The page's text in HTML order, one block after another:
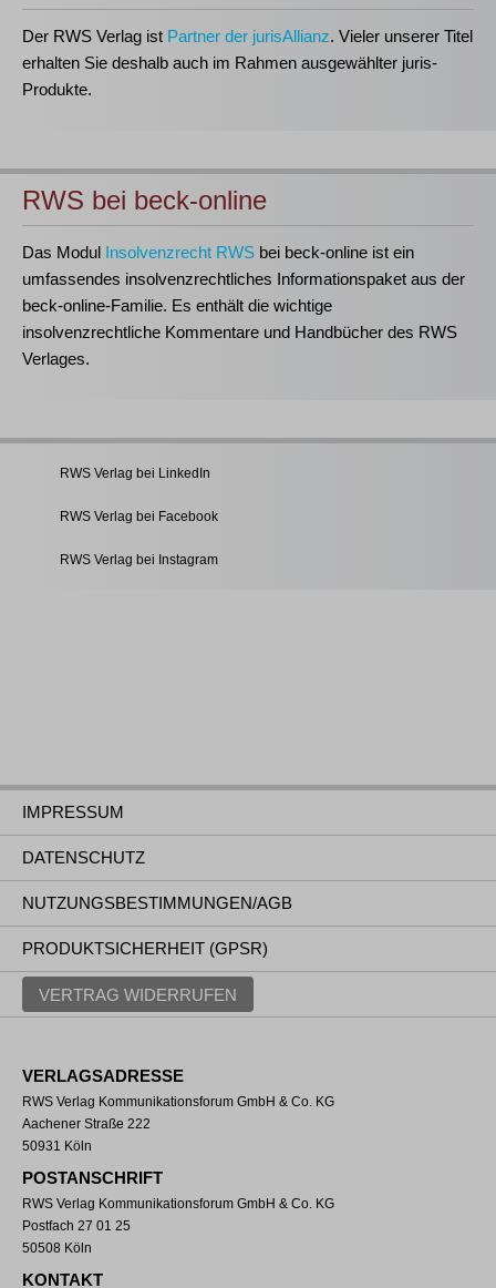
Der RWS Verlag ist Partner der jurisAllianz. Vieler unserer Titel
erhalten Sie deshalb auch im Rahmen ausgewählter juris-
Produkte.
RWS bei beck-online
Das Modul Insolvenzrecht RWS bei beck-online ist ein
umfassendes insolvenzrechtliches Informationspaket aus der
beck-online-Familie. Es enthält die wichtige
insolvenzrechtliche Kommentare und Handbücher des RWS
Verlages.
RWS Verlag bei LinkedIn
RWS Verlag bei Facebook
RWS Verlag bei Instagram
IMPRESSUM
DATENSCHUTZ
NUTZUNGSBESTIMMUNGEN/AGB
PRODUKTSICHERHEIT (GPSR)
VERTRAG WIDERRUFEN
VERLAGSADRESSE
RWS Verlag Kommunikationsforum GmbH & Co. KG
Aachener Straße 222
50931 Köln
POSTANSCHRIFT
RWS Verlag Kommunikationsforum GmbH & Co. KG
Postfach 27 01 25
50508 Köln
KONTAKT